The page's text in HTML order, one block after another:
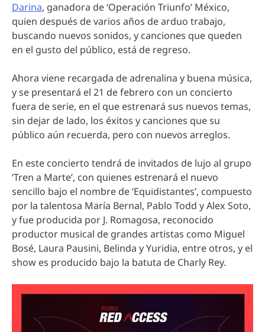
Darina, ganadora de ‘Operación Triunfo’ México,
quien después de varios años de arduo trabajo,
buscando nuevos sonidos, y canciones que queden
en el gusto del público, está de regreso.
Ahora viene recargada de adrenalina y buena música,
y se presentará el 21 de febrero con un concierto
fuera de serie, en el que estrenará sus nuevos temas,
sin dejar de lado, los éxitos y canciones que su
público aún recuerda, pero con nuevos arreglos.
En este concierto tendrá de invitados de lujo al grupo
‘Tren a Marte’, con quienes estrenará el nuevo
sencillo bajo el nombre de ‘Equidistantes’, compuesto
por la talentosa María Bernal, Pablo Todd y Alex Soto,
y fue producida por J. Romagosa, reconocido
productor musical de grandes artistas como Miguel
Bosé, Laura Pausini, Belinda y Yuridia, entre otros, y el
show es producido bajo la batuta de Charly Rey.